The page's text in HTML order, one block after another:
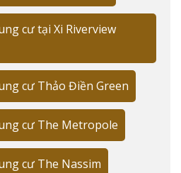
cư tại Xi Riverview
cư Thảo Điền Green
cư The Metropole
cư The Nassim